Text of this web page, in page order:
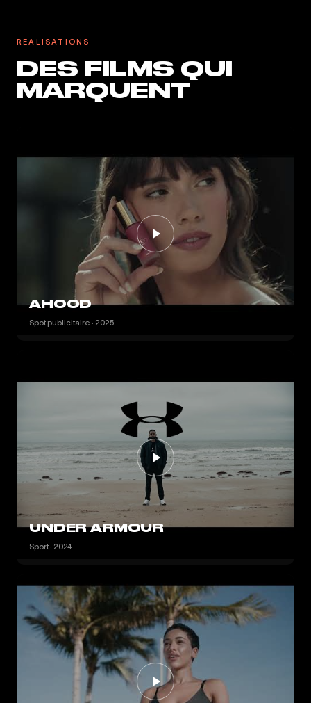
RÉALISATIONS
DES FILMS QUI
MARQUENT
AHOOD
Spot publicitaire · 2025
UNDER ARMOUR
Sport · 2024